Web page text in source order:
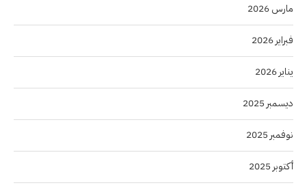
مارس 2026
فبراير 2026
يناير 2026
ديسمبر 2025
نوفمبر 2025
أكتوبر 2025